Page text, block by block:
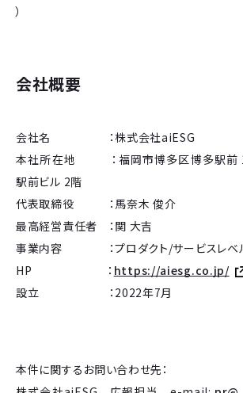
）
会社概要
会社名 ：株式会社aiESG
本社所在地 ：福岡市博多区博多駅前
駅前ビル 2階
代表取締役 ：馬奈木 俊介
最高経営責任者 ：関 大吉
事業内容 ：プロダクト/サービスレベ
HP ： https://aiesg.co.jp/
設立 ：2022年7月
本件に関するお問い合わせ先：